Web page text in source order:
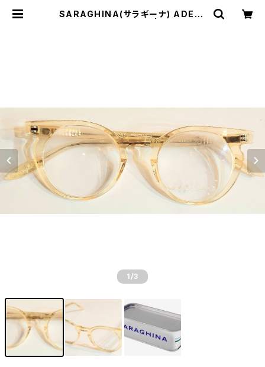
SARAGHINA(サラギーナ) ADELE
1 /3